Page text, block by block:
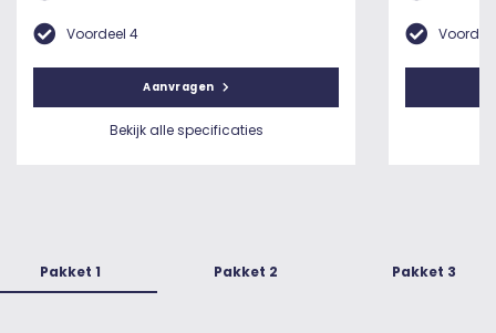
Voordeel 4
Aanvragen
Bekijk alle specificaties
Pakket 1 Pakket 2 Pakket 3